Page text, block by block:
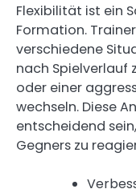
Flexibilität ist ein
Formation.
verschiedene
nach Spielverlauf
oder einer
wechseln. Diese
entscheidend
Gegners zu